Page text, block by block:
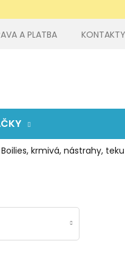
A PLATBA KONTAKTY
Boilies, krmivá, nástrahy,